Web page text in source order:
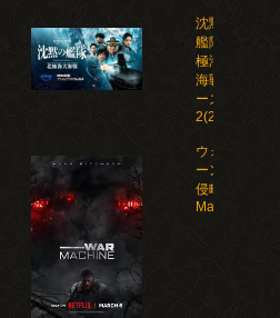
沈黙の
艦隊 北
極海大
海戦 シ
ーズン
2(2026)
ウォー・マシ
ーン: 未知な
侵略者/War